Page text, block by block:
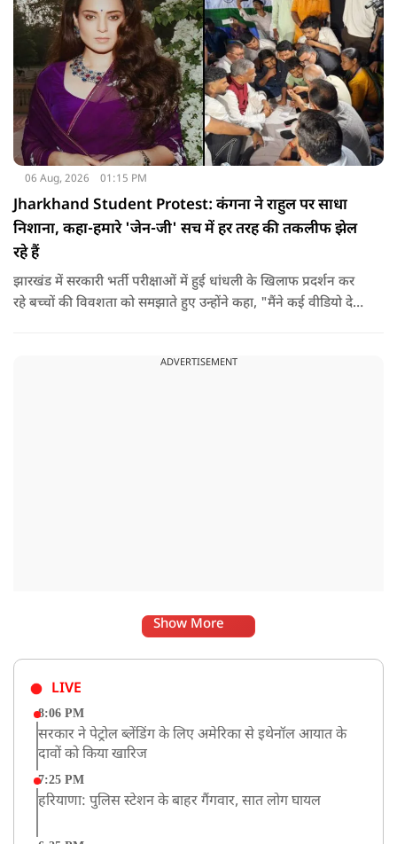
06 Aug, 2026 01:15 PM
Jharkhand Student Protest: कंगना ने राहुल पर साधा
निशाना, कहा-हमारे 'जेन-जी' सच में हर तरह की तकलीफ झेल
रहे हैं
झारखंड में सरकारी भर्ती परीक्षाओं में हुई धांधली के खिलाफ प्रदर्शन कर
रहे बच्चों की विवशता को समझाते हुए उन्होंने कहा, "मैंने कई वीडियो देखे
यहां तक गंभीर हैं कि बच्चों के पास ऑनलाइन फूड नहीं जा पा रहा है. ऐसी
ADVERTISEMENT
Show More
LIVE
8:06 PM
सरकार ने पेट्रोल ब्लेंडिंग के लिए अमेरिका से इथेनॉल आयात के
दावों को किया खारिज
7:25 PM
हरियाणा: पुलिस स्टेशन के बाहर गैंगवार, सात लोग घायल